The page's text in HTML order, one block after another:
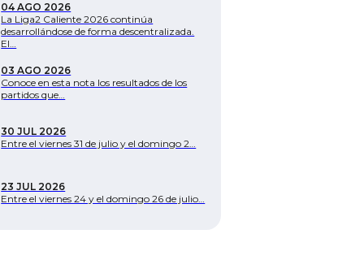
04 AGO 2026
La Liga2 Caliente 2026 continúa
desarrollándose de forma descentralizada.
El…
03 AGO 2026
Conoce en esta nota los resultados de los
partidos que…
30 JUL 2026
Entre el viernes 31 de julio y el domingo 2…
23 JUL 2026
Entre el viernes 24 y el domingo 26 de julio…